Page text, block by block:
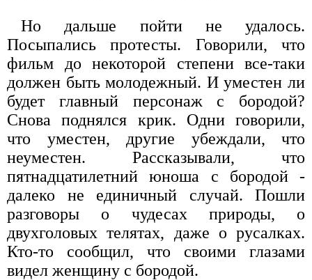
Но дальше пойти не удалось.
Посыпались протесты. Говорили, что
фильм до некоторой степени все-таки
должен быть молодежный. И уместен ли
будет главный персонаж с бородой?
Снова поднялся крик. Одни говорили,
что уместен, другие убеждали, что
неуместен. Рассказывали, что
пятнадцатилетний юноша с бородой -
далеко не единичный случай. Пошли
разговоры о чудесах природы, о
двухголовых телятах, даже о русалках.
Кто-то сообщил, что своими глазами
видел женщину с бородой.